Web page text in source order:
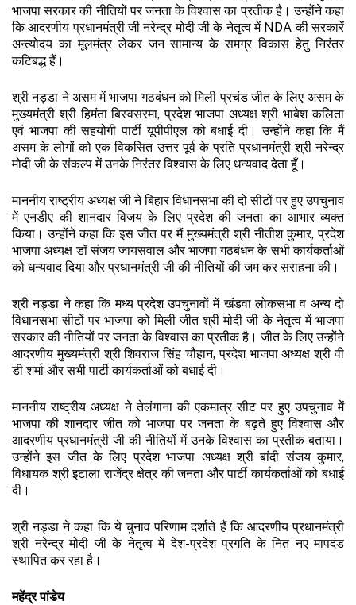
भाजपा सरकार की नीतियों पर जनता के विश्वास का प्रतीक है। उन्होंने कहा
कि आदरणीय प्रधानमंत्री जी नरेन्द्र मोदी जी के नेतृत्व में NDA की सरकारें
अन्त्योदय का मूलमंत्र लेकर जन सामान्य के समग्र विकास हेतु निरंतर
कटिबद्ध हैं।
श्री नड्डा ने असम में भाजपा गठबंधन को मिली प्रचंड जीत के लिए असम के
मुख्यमंत्री श्री हिमंता बिस्वसरमा, प्रदेश भाजपा अध्यक्ष श्री भाबेश कलिता
एवं भाजपा की सहयोगी पार्टी यूपीपीएल को बधाई दी। उन्होंने कहा कि मैं
असम के लोगों को एक विकसित उत्तर पूर्व के प्रति प्रधानमंत्री श्री नरेन्द्र
मोदी जी के संकल्प में उनके निरंतर विश्वास के लिए धन्यवाद देता हूँ।
माननीय राष्ट्रीय अध्यक्ष जी ने बिहार विधानसभा की दो सीटों पर हुए उपचुनाव
में एनडीए की शानदार विजय के लिए प्रदेश की जनता का आभार व्यक्त
किया। उन्होंने कहा कि इस जीत पर मैं मुख्यमंत्री श्री नीतीश कुमार, प्रदेश
भाजपा अध्यक्ष डॉ संजय जायसवाल और भाजपा गठबंधन के सभी कार्यकर्ताओं
को धन्यवाद दिया और प्रधानमंत्री जी की नीतियों की जम कर सराहना की।
श्री नड्डा ने कहा कि मध्य प्रदेश उपचुनावों में खंडवा लोकसभा व अन्य दो
विधानसभा सीटों पर भाजपा को मिली जीत श्री मोदी जी के नेतृत्व में भाजपा
सरकार की नीतियों पर जनता के विश्वास का प्रतीक है। जीत के लिए उन्होंने
आदरणीय मुख्यमंत्री श्री शिवराज सिंह चौहान, प्रदेश भाजपा अध्यक्ष श्री वी
डी शर्मा और सभी पार्टी कार्यकर्ताओं को बधाई दी।
माननीय राष्ट्रीय अध्यक्ष ने तेलंगाना की एकमात्र सीट पर हुए उपचुनाव में
भाजपा की शानदार जीत को भाजपा पर जनता के बढ़ते हुए विश्वास और
आदरणीय प्रधानमंत्री जी की नीतियों में उनके विश्वास का प्रतीक बताया।
उन्होंने इस जीत के लिए प्रदेश भाजपा अध्यक्ष श्री बांदी संजय कुमार,
विधायक श्री इटाला राजेंद्र क्षेत्र की जनता और पार्टी कार्यकर्ताओं को बधाई
दी।
श्री नड्डा ने कहा कि ये चुनाव परिणाम दर्शाते हैं कि आदरणीय प्रधानमंत्री
श्री नरेन्द्र मोदी जी के नेतृत्व में देश-प्रदेश प्रगति के नित नए मापदंड
स्थापित कर रहा है।
महेंद्र पांडेय